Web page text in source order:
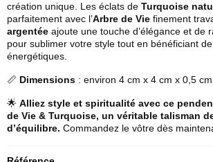
création unique. Les éclats de Turquoise
parfaitement avec l’Arbre de Vie finement
argentée ajoute une touche d’élégance et de
pour sublimer votre style tout en bénéficiant
énergétiques.
📏 Dimensions : environ 4 cm x 4 cm x 0,5 cm
🌟 Alliez style et spiritualité avec ce
de Vie & Turquoise, un véritable talisman
d’équilibre. Commandez le vôtre dès